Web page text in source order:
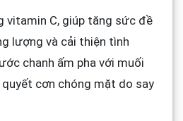
vitamin C, giúp tăng sức đề
lượng và cải thiện tình
chanh ấm pha với muối
cơn chóng mặt do say